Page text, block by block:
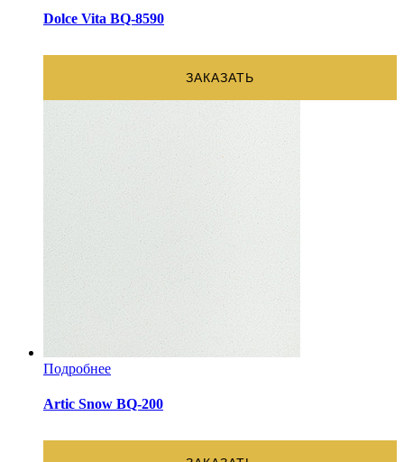
Dolce Vita BQ-8590
ЗАКАЗАТЬ
Подробнее
Artic Snow BQ-200